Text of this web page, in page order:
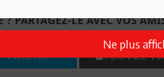
PARTAGEZ-LE AVEC VOS
TWEETER ABONNEZ-
Ne plus